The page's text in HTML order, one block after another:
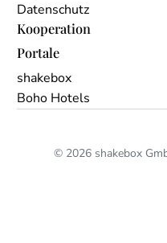
Datenschutz
Kooperation
Portale
shakebox
Boho Hotels
© 2026 shakebox